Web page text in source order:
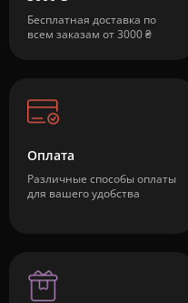
Бесплатная доставка по
всем заказам от 3000 ₴
Оплата
Различные способы оплаты
для вашего удобства